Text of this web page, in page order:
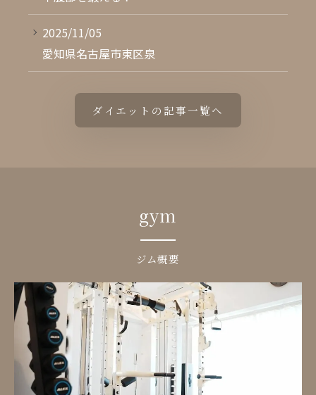
2025/11/05
愛知県名古屋市東区泉
ダイエットの記事一覧へ
ジム概要
gym